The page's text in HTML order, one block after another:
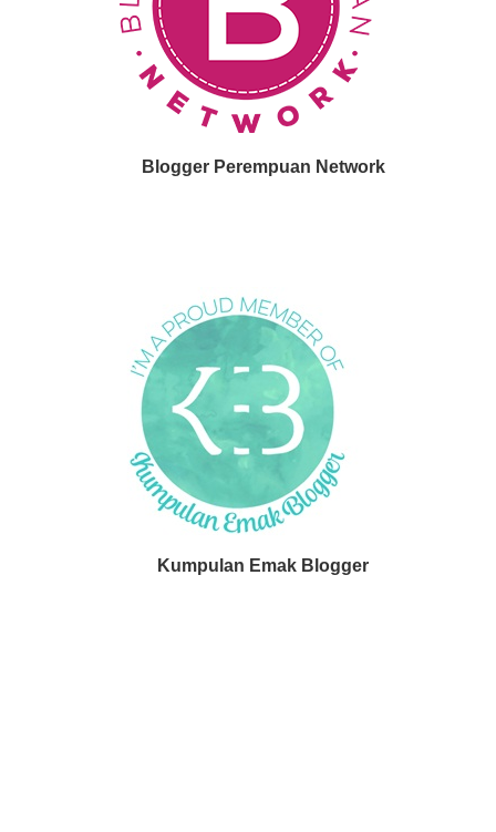
Blogger Perempuan Network
Kumpulan Emak Blogger